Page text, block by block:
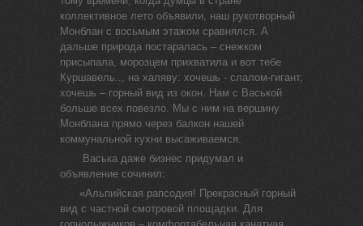
коллективное лето объявили, наш рукотворный
Монблан с восьмым этажом сравнялся. А
дальше природа постаралась – снежком
присыпала, морозцем прихватила и вот тебе
Куршавель.., на халяву: хочешь - слалом-гигант,
хочешь – горный вид из окон. Нам с Васькой
больше всех повезло. Мы с ним на вершину
Монблана прямо через балкон нашей
коммунальной кухни высаживаемся.
Васька даже бизнес придумал и
объявление сочинил:
«Альпийская рапсодия! Прекрасный горный
вид с частной смотровой площадки. Для